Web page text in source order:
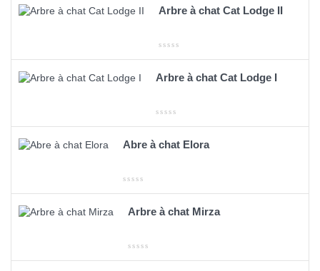
Arbre à chat Cat Lodge II
Arbre à chat Cat Lodge I
Abre à chat Elora
Arbre à chat Mirza